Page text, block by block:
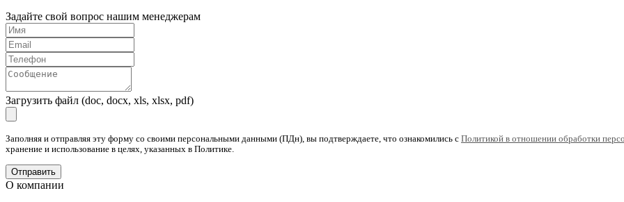
Задайте свой вопрос нашим менеджерам
Загрузить файл (doc, docx, xls, xlsx, pdf)
Заполняя и отправляя эту форму со своими персональными данными (ПДн), вы подтверждаете, что ознакомились с Политикой в отношении обработки
хранение и использование в целях, указанных в Политике.
О компании